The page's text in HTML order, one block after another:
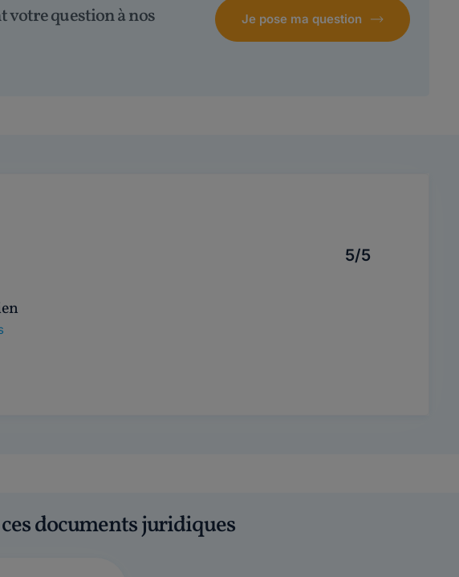
votre question à nos
Je pose ma question
5/5
documents juridiques